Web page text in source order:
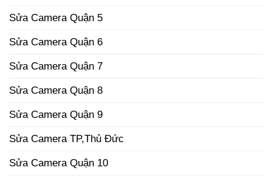
Sửa Camera Quận 5
Sửa Camera Quận 6
Sửa Camera Quận 7
Sửa Camera Quận 8
Sửa Camera Quận 9
Sửa Camera TP,Thủ Đức
Sửa Camera Quận 10